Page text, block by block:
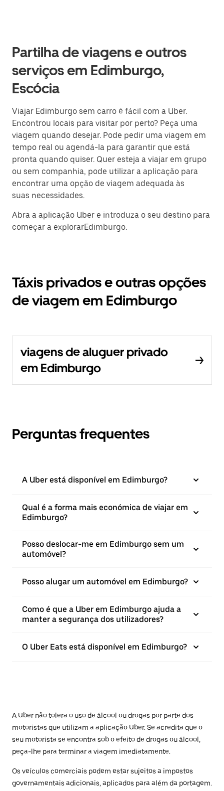
Partilha de viagens e outros
serviços em Edimburgo,
Escócia
Viajar Edimburgo sem carro é fácil com a Uber.
Encontrou locais para visitar por perto? Peça uma
viagem quando desejar. Pode pedir uma viagem em
tempo real ou agendá-la para garantir que está
pronta quando quiser. Quer esteja a viajar em grupo
ou sem companhia, pode utilizar a aplicação para
encontrar uma opção de viagem adequada às
suas necessidades.
Abra a aplicação Uber e introduza o seu destino para
começar a explorarEdimburgo.
Táxis privados e outras opções
de viagem em Edimburgo
viagens de aluguer privado
em Edimburgo
Perguntas frequentes
A Uber está disponível em Edimburgo?
Qual é a forma mais económica de viajar em
Edimburgo?
Posso deslocar-me em Edimburgo sem um
automóvel?
Posso alugar um automóvel em Edimburgo?
Como é que a Uber em Edimburgo ajuda a
manter a segurança dos utilizadores?
O Uber Eats está disponível em Edimburgo?
A Uber não tolera o uso de álcool ou drogas por parte dos
motoristas que utilizam a aplicação Uber. Se acredita que o
seu motorista se encontra sob o efeito de drogas ou álcool,
peça-lhe para terminar a viagem imediatamente.
Os veículos comerciais podem estar sujeitos a impostos
governamentais adicionais, aplicados para além da portagem.